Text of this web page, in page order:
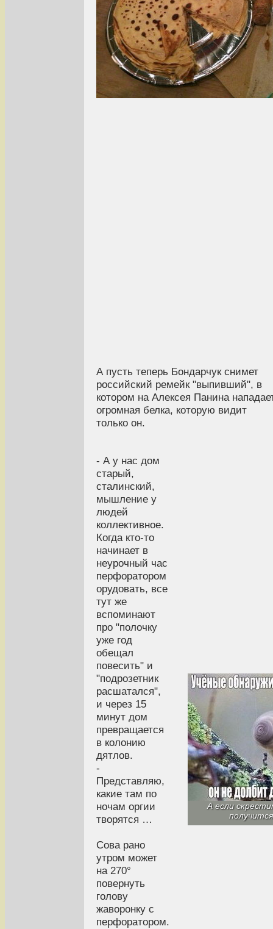
А пусть теперь Бондарчук снимет
российский ремейк "выпивший", в
котором на Алексея Панина
огромная белка, которую видит
только он.
- А у нас дом
старый,
сталинский,
мышление у
людей
коллективное.
Когда кто-то
начинает в
неурочный час
перфоратором
орудовать, все
тут же
вспоминают
про "полочку
уже год
обещал
повесить" и
"подрозетник
расшатался",
и через 15
минут дом
превращается
в колонию
дятлов.
-
Представляю,
какие там по
ночам оргии
творятся …
Сова рано
утром может
на 270°
повернуть
голову
жаворонку с
перфоратором.
А если